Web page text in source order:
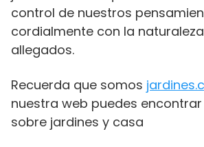
control de nuestros
cordialmente con la
allegados.
Recuerda que somos
nuestra web puedes
sobre jardines y casa